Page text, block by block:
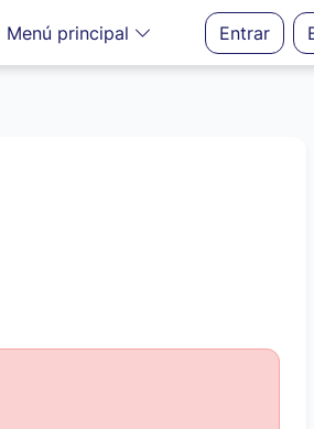
Menú principal Entrar